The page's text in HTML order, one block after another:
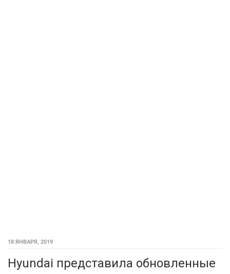
18 ЯНВАРЯ, 2019
Hyundai представила обновленные